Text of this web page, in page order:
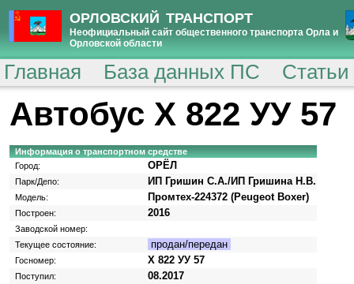
ОРЛОВСКИЙ ТРАНСПОРТ
Неофициальный сайт общественного транспорта Орла и
Орловской области
Главная База данных ПС
Автобус Х 822 УУ 57
Информация о транспортном средстве
Город:
ОРЁЛ
Парк/Депо: ИП Гришин С.А./ИП Гришина Н.В.
Модель: Промтех-224372 (Peugeot Boxer)
Построен: 2016
Заводской номер:
Текущее состояние:
продан/передан
Госномер: Х 822 УУ 57
Поступил: 08.2017